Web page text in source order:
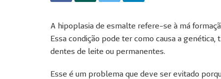
A hipoplasia de esmalte refere-se à má
Essa condição pode ter como causa a
dentes de leite ou permanentes.
Esse é um problema que deve ser evitado